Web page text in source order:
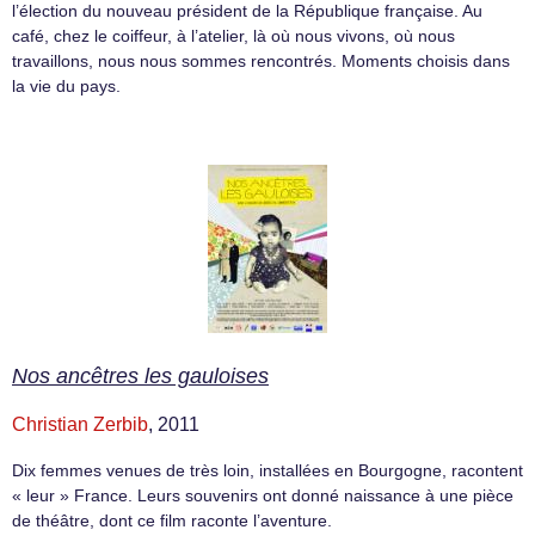
l’élection du nouveau président de la République française. Au
café, chez le coiffeur, à l’atelier, là où nous vivons, où nous
travaillons, nous nous sommes rencontrés. Moments choisis dans
la vie du pays.
Nos ancêtres les gauloises
Christian Zerbib, 2011
Dix femmes venues de très loin, installées en Bourgogne, racontent
« leur » France. Leurs souvenirs ont donné naissance à une pièce
de théâtre, dont ce film raconte l’aventure.